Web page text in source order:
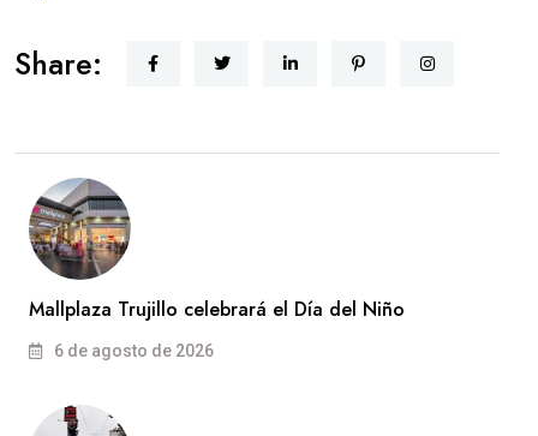
Share:
Mallplaza Trujillo celebrará el Día del Niño
6 de agosto de 2026